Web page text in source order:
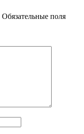
Обязательные поля